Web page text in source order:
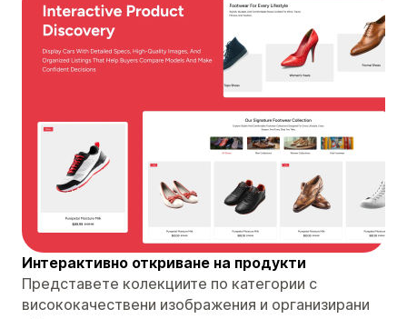
Интерактивно откриване на продукти
Представете колекциите по категории с
висококачествени изображения и организирани